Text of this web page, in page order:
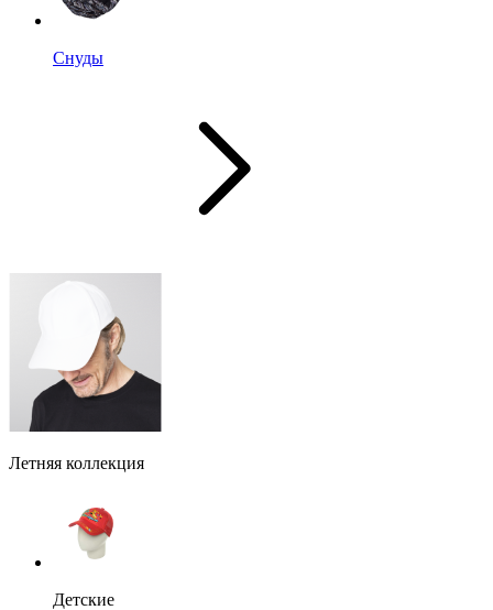
Снуды
Летняя коллекция
Детские